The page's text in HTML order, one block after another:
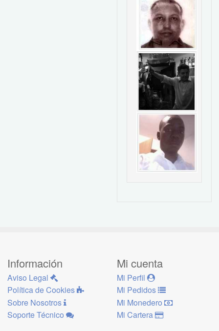
Información
Aviso Legal
Política de Cookies
Sobre Nosotros
Soporte Técnico
Mi cuenta
Mi Perfil
Mi Pedidos
Mi Monedero
Mi Cartera